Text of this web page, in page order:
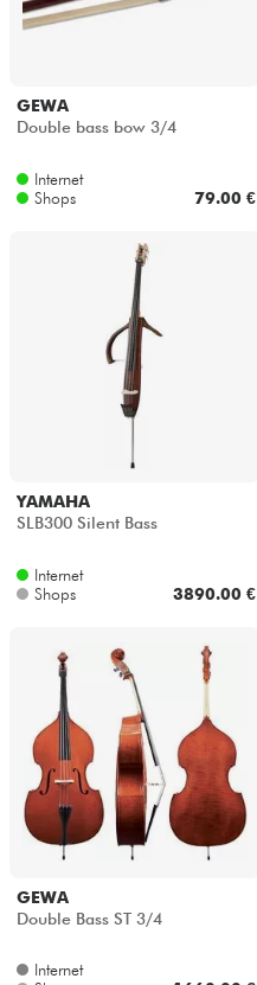
GEWA
Double bass bow 3/4
Internet
Shops
79.00 €
YAMAHA
SLB300 Silent Bass
Internet
Shops
3890.00 €
GEWA
Double Bass ST 3/4
Internet